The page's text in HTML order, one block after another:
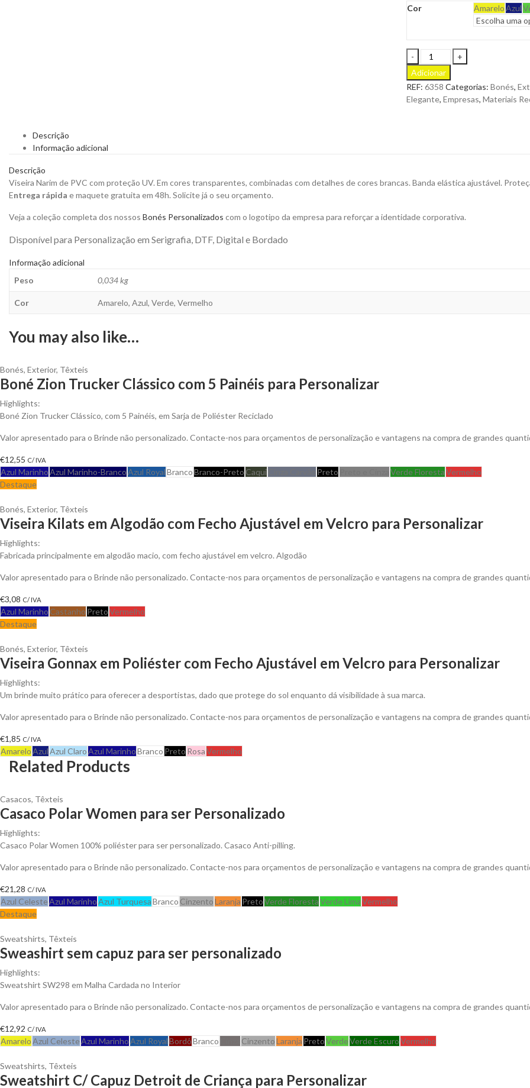
Cor AmareloAzul
Viseira
Narim
de
PVC
com
Personalizar
Adicionar
REF: 6358 Categorias: Bonés,
Elegante, Empresas, Materiais
Descrição
Informação adicional
Descrição
Viseira Narim de PVC com proteção UV. Em cores transparentes, combinadas com detalhes de cores brancas. Banda elástica ajustável.
Entrega rápida e maquete gratuita em 48h. Solicite já o seu orçamento.
Veja a coleção completa dos nossos Bonés Personalizados com o logotipo da empresa para reforçar a identidade corporativa.
Disponível para Personalização em Serigrafia, DTF, Digital e Bordado
Informação adicional
Peso
0,034 kg
Cor Amarelo, Azul, Verde, Vermelho
You may also like…
Bonés, Exterior, Têxteis
Boné Zion Trucker Clássico com 5 Painéis para Personalizar
Highlights:
Boné Zion Trucker Clássico, com 5 Painéis, em Sarja de Poliéster Reciclado
Valor apresentado para o Brinde não personalizado. Contacte-nos para orçamentos de personalização e vantagens na compra de grandes
€12,55 C/ IVA
Azul MarinhoAzul Marinho-BrancoAzul RoyalBrancoBranco-Preto Caqui Preto Verde FlorestaVermelho
Destaque
Bonés, Exterior, Têxteis
Viseira Kilats em Algodão com Fecho Ajustável em Velcro para Personalizar
Highlights:
Fabricada principalmente em algodão macio, com fecho ajustável em velcro. Algodão
Valor apresentado para o Brinde não personalizado. Contacte-nos para orçamentos de personalização e vantagens na compra de grandes
€3,08 C/ IVA
Azul Marinho Castanho PretoVermelho
Destaque
Bonés, Exterior, Têxteis
Viseira Gonnax em Poliéster com Fecho Ajustável em Velcro para Personalizar
Highlights:
Um brinde muito prático para oferecer a desportistas, dado que protege do sol enquanto dá visibilidade à sua marca.
Valor apresentado para o Brinde não personalizado. Contacte-nos para orçamentos de personalização e vantagens na compra de grandes
€1,85 C/ IVA
AmareloAzulAzul ClaroAzul MarinhoBranco Preto RosaVermelho
Related Products
Casacos, Têxteis
Casaco Polar Women para ser Personalizado
Highlights:
Casaco Polar Women 100% poliéster para ser personalizado. Casaco Anti-pilling.
Valor apresentado para o Brinde não personalizado. Contacte-nos para orçamentos de personalização e vantagens na compra de grandes
€21,28 C/ IVA
Azul CelesteAzul MarinhoAzul TurquesaBranco CinzentoLaranja PretoVerde FlorestaVerde LimaVermelho
Destaque
Sweatshirts, Têxteis
Sweashirt sem capuz para ser personalizado
Highlights:
Sweatshirt SW298 em Malha Cardada no Interior
Valor apresentado para o Brinde não personalizado. Contacte-nos para orçamentos de personalização e vantagens na compra de grandes
€12,92 C/ IVA
AmareloAzul CelesteAzul MarinhoAzul RoyalBordôBranco CinzentoLaranja PretoVerdeVerde EscuroVermelho
Sweatshirts, Têxteis
Sweatshirt C/ Capuz Detroit de Criança para Personalizar